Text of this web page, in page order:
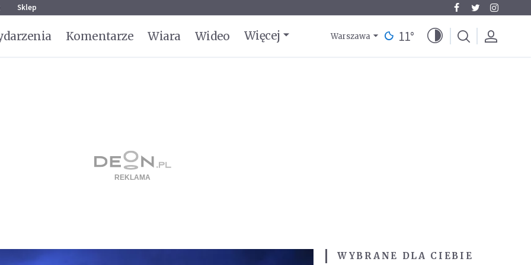
Sklep
Komentarze Wiara Wideo Więcej Warszawa 11°
WYBRANE DLA CIEBIE